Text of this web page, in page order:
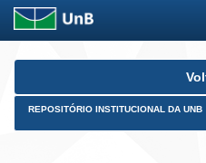
Skip
REPOSITÓRIO INSTITUCIONAL DA UNB